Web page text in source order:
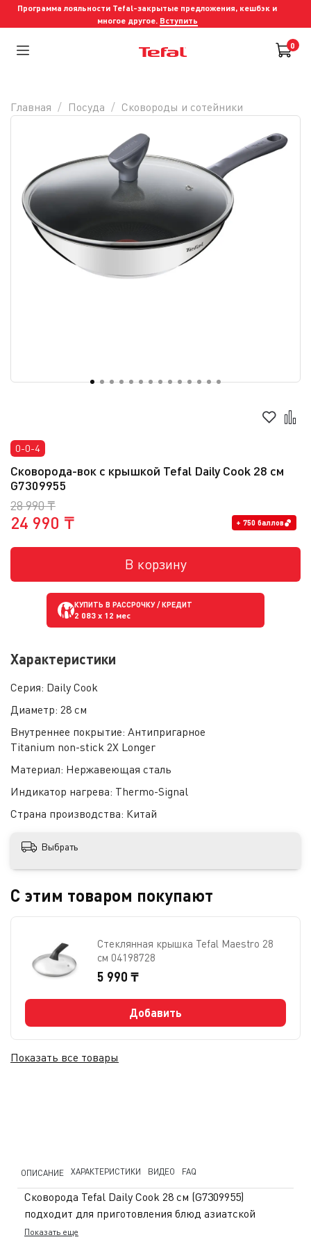
Программа лояльности Tefal-закрытые предложения, кешбэк и
многое другое. Вступить
0
0-0-4
Сковорода-вок с крышкой Tefal Daily Cook 28 см
G7309955
28 990 ₸
24 990 ₸ + 750 баллов
В корзину
КУПИТЬ В РАССРОЧКУ / КРЕДИТ
2 083 x 12 мес
Характеристики
Серия: Daily Cook
Диаметр: 28 см
Внутреннее покрытие: Антипригарное
Titanium non-stick 2X Longer
Материал: Нержавеющая сталь
Индикатор нагрева: Thermo-Signal
Страна производства: Китай
Выбрать
С этим товаром покупают
Стеклянная крышка Tefal Maestro 28
см 04198728
5 990 ₸
Добавить
Показать все товары
Главная Посуда Сковороды и cотейники
ОПИСАНИЕ ХАРАКТЕРИСТИКИ ВИДЕО FAQ
Сковорода Tefal Daily Cook 28 см (G7309955)
подходит для приготовления блюд азиатской
кухни, а также для жарки и тушения. Диаметр 28 см
Показать еще